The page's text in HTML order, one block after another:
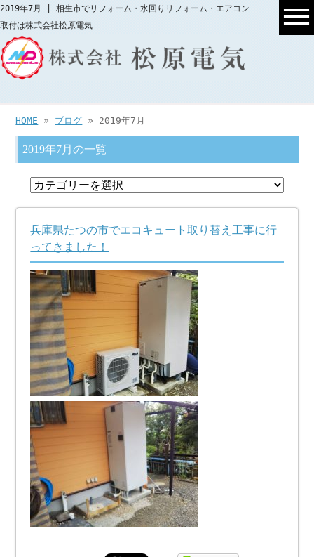
2019年7月 | 相生市でリフォーム・水回りリフォーム・エアコン
取付は株式会社松原電気
HOME » ブログ » 2019年7月
2019年7月の一覧
兵庫県たつの市でエコキュート取り替え工事に行
ってきました！